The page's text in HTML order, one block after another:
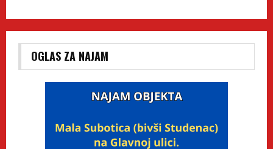
OGLAS ZA NAJAM